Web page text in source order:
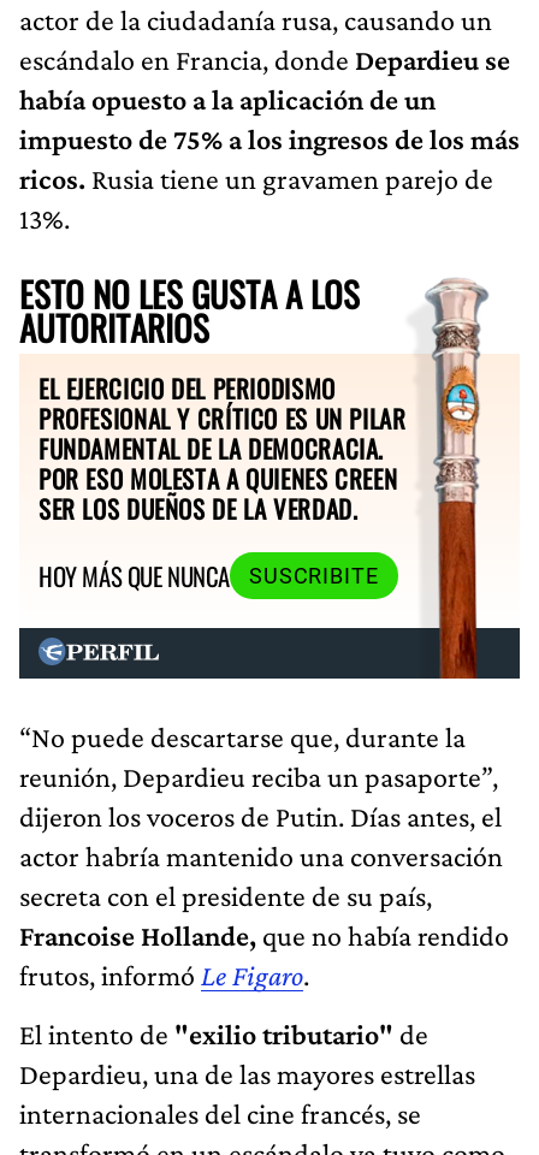
actor de la ciudadanía rusa, causando un
escándalo en Francia, donde Depardieu se
había opuesto a la aplicación de un
impuesto de 75% a los ingresos de los más
ricos. Rusia tiene un gravamen parejo de
13%.
ESTO NO LES GUSTA A LOS
AUTORITARIOS
EL EJERCICIO DEL PERIODISMO
PROFESIONAL Y CRÍTICO ES UN PILAR
FUNDAMENTAL DE LA DEMOCRACIA.
POR ESO MOLESTA A QUIENES CREEN
SER LOS DUEÑOS DE LA VERDAD.
HOY MÁS QUE NUNCA
SUSCRIBITE
“No puede descartarse que, durante la
reunión, Depardieu reciba un pasaporte”,
dijeron los voceros de Putin. Días antes, el
actor habría mantenido una conversación
secreta con el presidente de su país,
Francoise Hollande, que no había rendido
frutos, informó Le Figaro.
El intento de "exilio tributario" de
Depardieu, una de las mayores estrellas
internacionales del cine francés, se